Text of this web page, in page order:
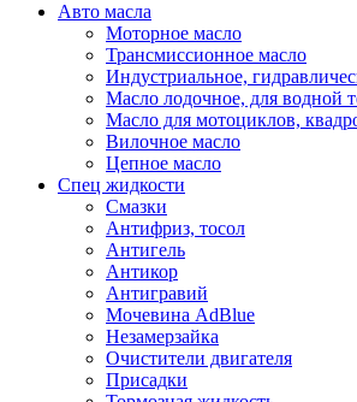
Авто масла
Моторное масло
Трансмиссионное масло
Индустриальное,
Масло лодочное, для водной
Масло для мотоциклов,
Вилочное масло
Цепное масло
Спец жидкости
Смазки
Антифриз, тосол
Антигель
Антикор
Антигравий
Мочевина AdBlue
Незамерзайка
Очистители двигателя
Присадки